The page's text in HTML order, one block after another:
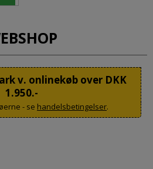
v. onlinekøb over DKK
1.950.-
- se handelsbetingelser.